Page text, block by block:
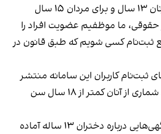
مدنی سن ازدواج را برای زنان ۱۳ سال و برای مردان ۱۵ سال
ما موظفیم عضویت افراد را
ثبت‌نام کسی شویم که طبق قانون در
ثبت‌نام کاربران این سامانه منتشر
شده بود که نشان می‌داد شماری از آنان کمتر از ۱۸ سال سن
در روزهای اخیر، انتشار آگهی‌هایی درباره دختران ۱۳ ساله آماده